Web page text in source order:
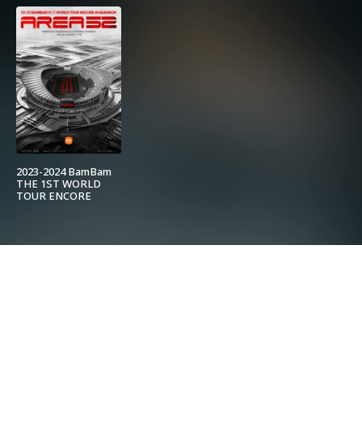
2023-2024 BamBam
THE 1ST WORLD
TOUR ENCORE